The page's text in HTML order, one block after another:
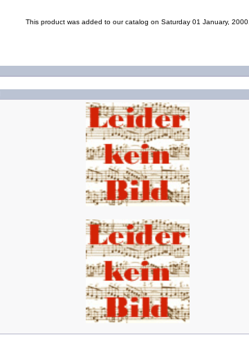
This product was added to our catalog on Saturday 01 January, 2000.